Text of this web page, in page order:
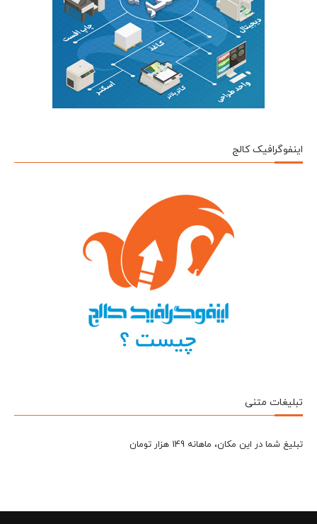
اینفوگرافیک کالج
تبلیغات متنی
تبلیغ شما در این مکان، ماهانه 149 هزار تومان